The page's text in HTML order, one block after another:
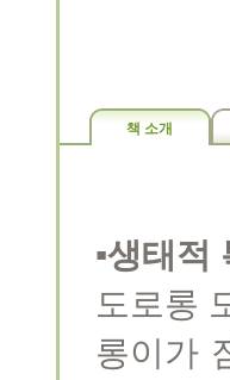
책 소개
▪생태적
도로롱
롱이가